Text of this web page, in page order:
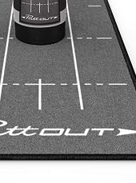
スターゲットで距
の調整で実コース
読むとおすすめ